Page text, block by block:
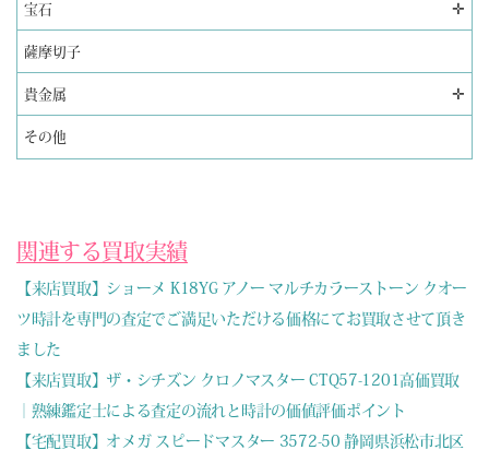
宝石 ✛
薩摩切子
貴金属 ✛
その他
関連する買取実績
【来店買取】ショーメ K18YG アノー マルチカラーストーン クオー
ツ時計を専門の査定でご満足いただける価格にてお買取させて頂き
ました
【来店買取】ザ・シチズン クロノマスター CTQ57-1201高価買取
｜熟練鑑定士による査定の流れと時計の価値評価ポイント
【宅配買取】オメガ スピードマスター 3572-50 静岡県浜松市北区